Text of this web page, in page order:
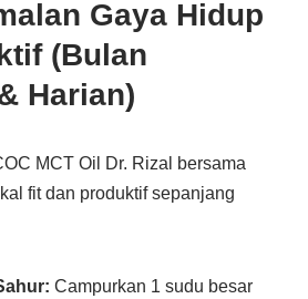
Gaya Hidup
(Bulan
Harian)
Campurkan 1 sudu besar